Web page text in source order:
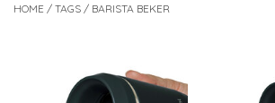
Nieuws
HOME / TAGS / BARISTA BEKER